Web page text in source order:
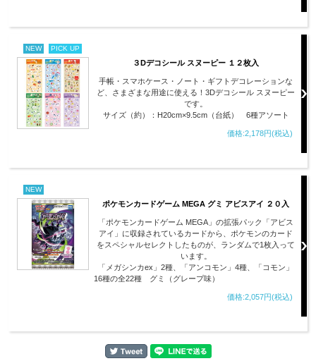
NEW PICK UP
３Dデコシール スヌーピー １２枚入
手帳・スマホケース・ノート・ギフトデコレーションな
ど、さまざまな用途に使える！3Dデコシール スヌーピー
です。
サイズ（約）：H20cm×9.5cm（台紙） 6種アソート
価格:2,178円(税込)
NEW
ポケモンカードゲーム MEGA グミ アビスアイ ２０入
「ポケモンカードゲーム MEGA」の拡張パック「アビス
アイ」に収録されているカードから、ポケモンのカード
をスペシャルセレクトしたものが、ランダムで1枚入って
います。
「メガシンカex」2種、「アンコモン」4種、「コモン」
16種の全22種 グミ（グレープ味）
価格:2,057円(税込)